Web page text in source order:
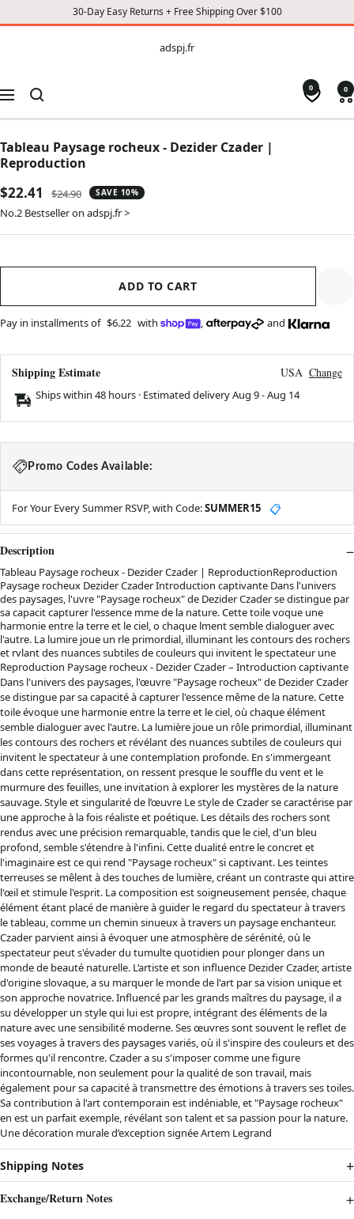
30-Day Easy Returns + Free Shipping Over $100
CONTENT
adspj.fr
Navigation
0 0
Tableau Paysage rocheux - Dezider Czader |
Reproduction
Sale
price
$22.41
Regular
price
$24.90 SAVE 10%
No.2 Bestseller on adspj.fr >
ADD TO CART
Pay in installments of $6.22 with , and
Shipping Estimate USA Change
Ships within 48 hours · Estimated deliveryAug 9-Aug 14
Promo Codes Available:
For Your Every Summer RSVP, with Code:SUMMER15 📋
Description
Tableau Paysage rocheux - Dezider Czader | ReproductionReproduction
Paysage rocheux Dezider Czader Introduction captivante Dans l'univers
des paysages, l'uvre "Paysage rocheux" de Dezider Czader se distingue par
sa capacit capturer l'essence mme de la nature. Cette toile voque une
harmonie entre la terre et le ciel, o chaque lment semble dialoguer avec
l'autre. La lumire joue un rle primordial, illuminant les contours des rochers
et rvlant des nuances subtiles de couleurs qui invitent le spectateur une
Reproduction Paysage rocheux - Dezider Czader – Introduction captivante
Dans l'univers des paysages, l'œuvre "Paysage rocheux" de Dezider Czader
se distingue par sa capacité à capturer l'essence même de la nature. Cette
toile évoque une harmonie entre la terre et le ciel, où chaque élément
semble dialoguer avec l'autre. La lumière joue un rôle primordial, illuminant
les contours des rochers et révélant des nuances subtiles de couleurs qui
invitent le spectateur à une contemplation profonde. En s'immergeant
dans cette représentation, on ressent presque le souffle du vent et le
murmure des feuilles, une invitation à explorer les mystères de la nature
sauvage. Style et singularité de l’œuvre Le style de Czader se caractérise par
une approche à la fois réaliste et poétique. Les détails des rochers sont
rendus avec une précision remarquable, tandis que le ciel, d'un bleu
profond, semble s'étendre à l'infini. Cette dualité entre le concret et
l'imaginaire est ce qui rend "Paysage rocheux" si captivant. Les teintes
terreuses se mêlent à des touches de lumière, créant un contraste qui attire
l'œil et stimule l'esprit. La composition est soigneusement pensée, chaque
élément étant placé de manière à guider le regard du spectateur à travers
le tableau, comme un chemin sinueux à travers un paysage enchanteur.
Czader parvient ainsi à évoquer une atmosphère de sérénité, où le
spectateur peut s'évader du tumulte quotidien pour plonger dans un
monde de beauté naturelle. L’artiste et son influence Dezider Czader, artiste
d'origine slovaque, a su marquer le monde de l'art par sa vision unique et
son approche novatrice. Influencé par les grands maîtres du paysage, il a
su développer un style qui lui est propre, intégrant des éléments de la
nature avec une sensibilité moderne. Ses œuvres sont souvent le reflet de
ses voyages à travers des paysages variés, où il s'inspire des couleurs et des
formes qu'il rencontre. Czader a su s'imposer comme une figure
incontournable, non seulement pour la qualité de son travail, mais
également pour sa capacité à transmettre des émotions à travers ses toiles.
Sa contribution à l'art contemporain est indéniable, et "Paysage rocheux"
en est un parfait exemple, révélant son talent et sa passion pour la nature.
Une décoration murale d’exception signée Artem Legrand
Shipping Notes
Exchange/Return Notes